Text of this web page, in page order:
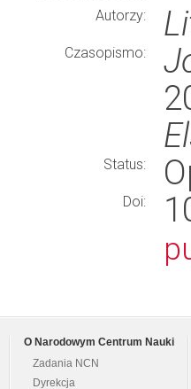
Autorzy:
Czasopismo:
Status:
Doi:
O Narodowym Centrum Nauki
Zadania NCN
Dyrekcja